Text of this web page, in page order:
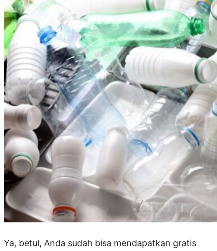
Ya, betul, Anda sudah bisa mendapatkan gratis